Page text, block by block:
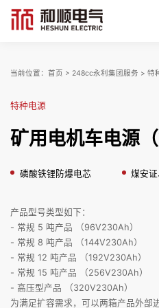
当前位置： 首页 > 248cc永利集团服务 > 特
特种电源
矿用电机车电源（
磷酸铁锂防爆电芯 煤安
产品型号类型如下：
- 常规 5 吨产品 （96V230Ah）
- 常规 8 吨产品 （144V230Ah）
- 常规 12 吨产品 （192V230Ah）
- 常规 15 吨产品 （256V230Ah）
- 高压型产品 （320V230Ah）
为满足扩容需求，可以两箱产品外部